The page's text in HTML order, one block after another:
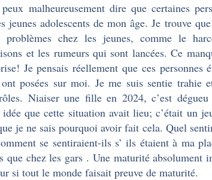
malheureusement dire que certaines
jeunes adolescents de mon âge. Je trouve
chez les jeunes, comme le
et les rumeurs qui sont lancées. Ce
Je pensais réellement que ces personnes
posées sur moi. Je me suis sentie trahie
Niaiser une fille en 2024, c’est
idée que cette situation avait lieu; c’était un
je ne sais pourquoi avoir fait cela. Quel
se sentiraient-ils s’ ils étaient à ma
que chez les gars . Une maturité absolument
si tout le monde faisait preuve de maturité.